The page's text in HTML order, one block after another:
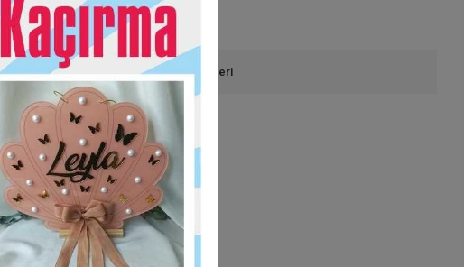
Telefonla Sipariş Ürün Önerileri